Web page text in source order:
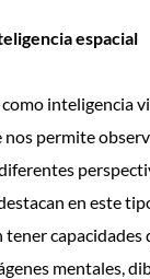
espacial
inteligencia
nos permite
en este
capacidades
mentales,